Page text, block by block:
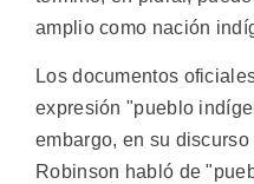
amplio como nación
Los documentos
expresión "pueblo
embargo, en su
Robinson habló de